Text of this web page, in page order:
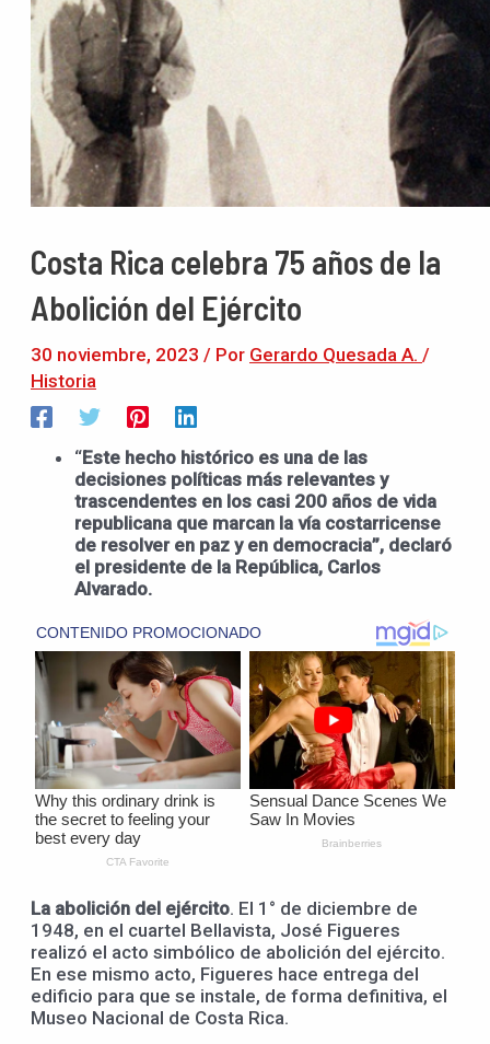
Costa Rica celebra 75 años de la
Abolición del Ejército
30 noviembre, 2023 / Por Gerardo Quesada A. /
Historia
“Este hecho histórico es una de las
decisiones políticas más relevantes y
trascendentes en los casi 200 años de vida
republicana que marcan la vía costarricense
de resolver en paz y en democracia”, declaró
el presidente de la República, Carlos
Alvarado.
La abolición del ejército. El 1° de diciembre de
1948, en el cuartel Bellavista, José Figueres
realizó el acto simbólico de abolición del ejército.
En ese mismo acto, Figueres hace entrega del
edificio para que se instale, de forma definitiva, el
Museo Nacional de Costa Rica.